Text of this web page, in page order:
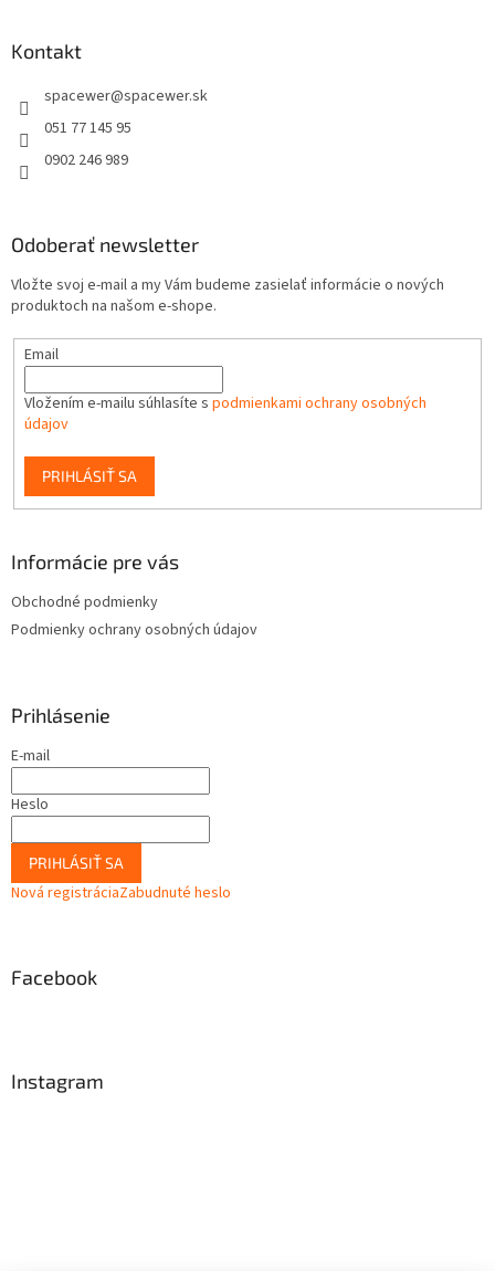
Kontakt
spacewer@spacewer.sk
051 77 145 95
0902 246 989
Odoberať newsletter
Vložte svoj e-mail a my Vám budeme zasielať informácie o nových
produktoch na našom e-shope.
Email
Vložením e-mailu súhlasíte s podmienkami ochrany osobných
údajov
PRIHLÁSIŤ SA
Informácie pre vás
Obchodné podmienky
Podmienky ochrany osobných údajov
Prihlásenie
E-mail
Heslo
PRIHLÁSIŤ SA
Nová registráciaZabudnuté heslo
Facebook
Instagram